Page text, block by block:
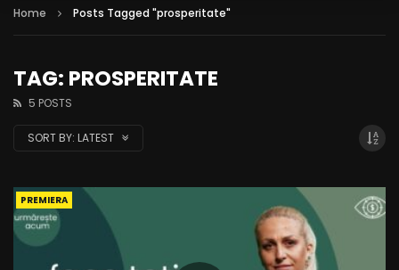
Home Posts Tagged "prosperitate"
TAG: PROSPERITATE
5 POSTS
SORT BY: LATEST
PREMIERA